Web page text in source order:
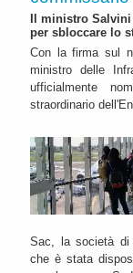
Il ministro
per sbloccare lo
Con la firma sul
ministro delle
ufficialmente
straordinario
Sac, la società di
che è stata